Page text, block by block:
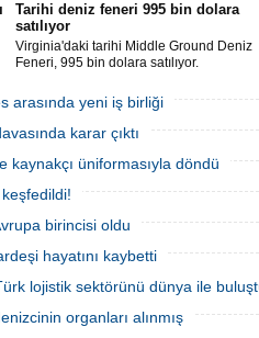
Tarihi deniz feneri 995 bin dolara
satılıyor
Virginia'daki tarihi Middle Ground Deniz
Feneri, 995 bin dolara satılıyor.
üretebilen bir yaşam alanına
dönüştürüldü.
arasında yeni iş birliği
karar çıktı
kaynakçı üniformasıyla döndü
birincisi oldu
hayatını kaybetti
lojistik sektörünü dünya ile
organları alınmış